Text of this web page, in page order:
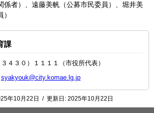
係者）、遠藤美帆（公募市民委員）、堀井美
課
４３０）１１１１（市役所代表）
syakyouk@city.komae.lg.jp
年10月22日 / 更新日: 2025年10月22日